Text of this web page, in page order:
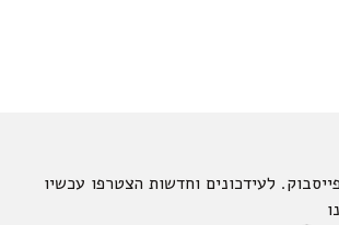
לעידכונים וחדשות הצטרפו עכשיו